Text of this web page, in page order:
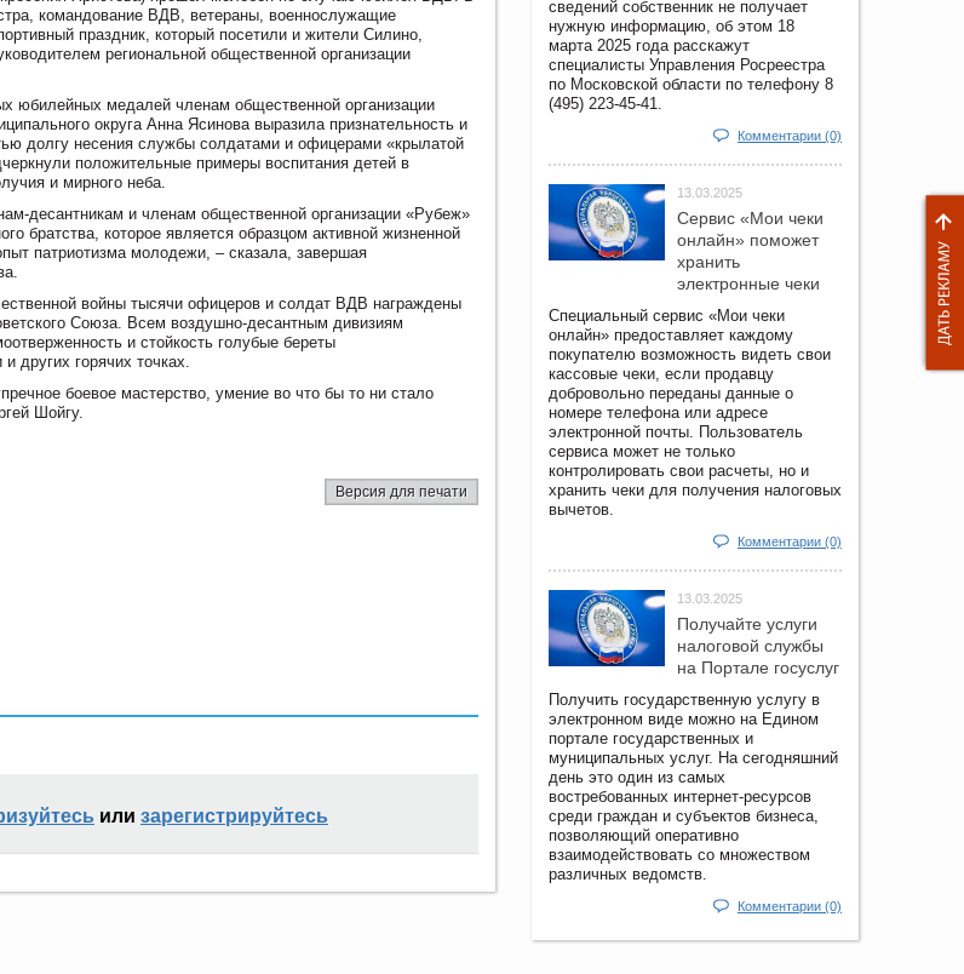
командование ВДВ, ветераны, военнослужащие
праздник, который посетили и жители Силино,
региональной общественной организации
юбилейных медалей членам общественной организации
округа Анна Ясинова выразила признательность и
долгу несения службы солдатами и офицерами «крылатой
положительные примеры воспитания детей в
и мирного неба.
десантникам и членам общественной организации «Рубеж»
братства, которое является образцом активной жизненной
патриотизма молодежи, – сказала, завершая
войны тысячи офицеров и солдат ВДВ награждены
Союза. Всем воздушно-десантным дивизиям
и стойкость голубые береты
других горячих точках.
боевое мастерство, умение во что бы то ни стало
Шойгу.
Версия для печати
или зарегистрируйтесь
сведений собственник не получает
нужную информацию, об этом 18
марта 2025 года расскажут
специалисты Управления Росреестра
по Московской области по телефону 8
(495) 223-45-41.
Комментарии (0)
13.03.2025
Сервис «Мои чеки
онлайн» поможет
хранить
электронные чеки
Специальный сервис «Мои чеки
онлайн» предоставляет каждому
покупателю возможность видеть свои
кассовые чеки, если продавцу
добровольно переданы данные о
номере телефона или адресе
электронной почты. Пользователь
сервиса может не только
контролировать свои расчеты, но и
хранить чеки для получения налоговых
вычетов.
Комментарии (0)
13.03.2025
Получайте услуги
налоговой службы
на Портале госyслуг
Получить государственную услугу в
электронном виде можно на Едином
портале государственных и
муниципальных услуг. На сегодняшний
день это один из самых
востребованных интернет-ресурсов
среди граждан и субъектов бизнеса,
позволяющий оперативно
взаимодействовать со множеством
различных ведомств.
Комментарии (0)